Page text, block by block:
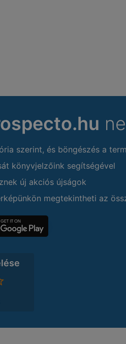
szerint, és böngészés a
könyvjelzőink segítségével
új akciós újságok
megtekintheti az